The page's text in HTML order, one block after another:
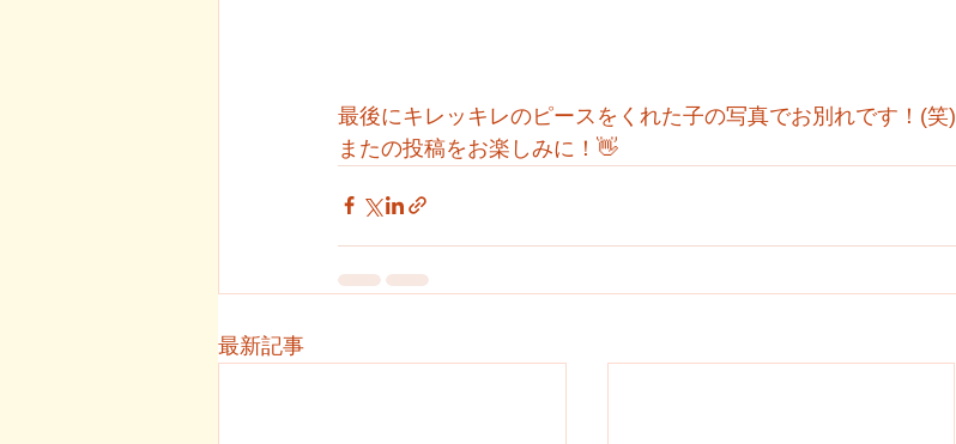
最後にキレッキレのピースをくれた子の写真でお別れです！(笑)
またの投稿をお楽しみに！👋
最新記事